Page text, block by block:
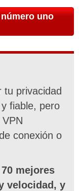
uno
tu privacidad
fiable, pero
conexión o
mejores
velocidad, y